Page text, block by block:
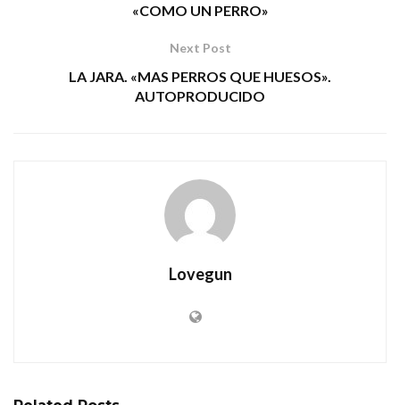
«COMO UN PERRO»
Next Post
LA JARA. «MAS PERROS QUE HUESOS».
AUTOPRODUCIDO
Lovegun